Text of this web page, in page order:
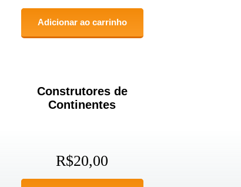
Adicionar ao carrinho
Construtores de
Continentes
R$20,00